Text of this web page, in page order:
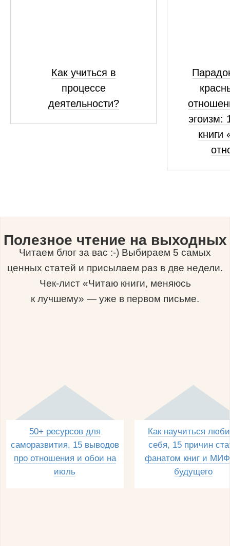
Как учиться в
процессе
деятельности?
эгоизм:
книги
Полезное чтение на выходных
Читаем блог за вас :-) Выбираем 5 самых
ценных статей и присылаем раз в две недели.
Чек-лист «Читаю книги, меняюсь
к лучшему» — уже в первом письме.
50+ ресурсов для
саморазвития, 15 выводов
про отношения и обои на
июль
Как научиться
себя, 15 причин
фанатом книг и
будущего